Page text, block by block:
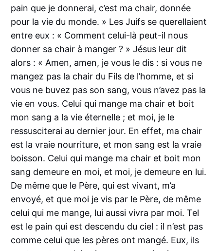
pain que je donnerai, c’est ma chair, donnée
pour la vie du monde. » Les Juifs se querellaient
entre eux : « Comment celui-là peut-il nous
donner sa chair à manger ? » Jésus leur dit
alors : « Amen, amen, je vous le dis : si vous ne
mangez pas la chair du Fils de l’homme, et si
vous ne buvez pas son sang, vous n’avez pas la
vie en vous. Celui qui mange ma chair et boit
mon sang a la vie éternelle ; et moi, je le
ressusciterai au dernier jour. En effet, ma chair
est la vraie nourriture, et mon sang est la vraie
boisson. Celui qui mange ma chair et boit mon
sang demeure en moi, et moi, je demeure en lui.
De même que le Père, qui est vivant, m’a
envoyé, et que moi je vis par le Père, de même
celui qui me mange, lui aussi vivra par moi. Tel
est le pain qui est descendu du ciel : il n’est pas
comme celui que les pères ont mangé. Eux, ils